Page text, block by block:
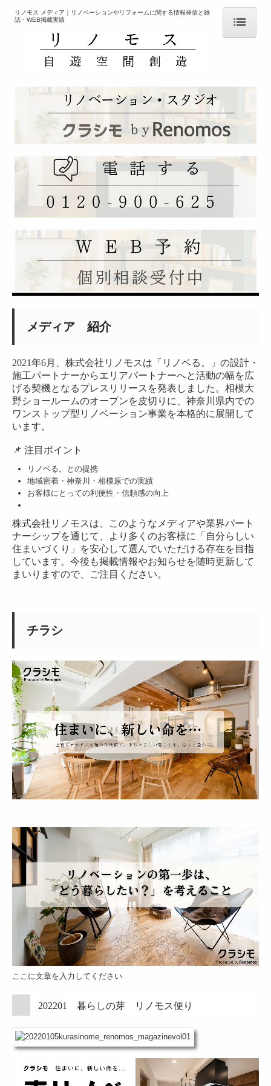
ＨＯＭＥ
会社案内
「クラシモ」 サービスとは
リノベ向き 物件紹介【不動産情報】
リノベーションの相談【設計デザイン施工】
ひとり暮らしのリノベ
子育て世帯向けリノべ
終の住処リノベ
リノベーションを知る
リノベーションとリフォームの違いとは？
リノベーションのメリットと未来
Renovation＆Reform保険
無料セミナー＆イベント情報
お問合せ｜リノベーション・リフォーム・不動産のご相談
株式会社リノモスWEB予約
リノモスの施工事例
施工事例 （東京都 MO邸）
施工事例 （茅ヶ崎市 H邸）
施工事例 （相模原市 N邸）
施工事例 （藤沢市 S邸）
施工事例 （相模原市南区 N邸）
施工事例 （大和市 H邸）
施工事例 （相模原市南区 S邸）
施工事例 （横浜市中区 S邸）
施工事例 旧リノべる。神奈川 相模大野ショールーム
リノモスの施工事例 【開放感と収納力UP】家族で過ごせる
施工事例 （相模原市 M邸）
施工事例 （横浜市 S邸）
お客様の声
リノモス メディア
よくある質問
取扱いメーカー
プライバシーポリシー
営業支援（会社紹介プレゼン）
設計支援
リノモス メディア｜リノベーションやリフォームに関する情報発信と雑
誌・WEB掲載実績
メディア 紹介
2021年6月、株式会社リノモスは「リノベる。」の設計・
施工パートナーからエリアパートナーへと活動の幅を広
げる契機となるプレスリリースを発表しました。相模大
野ショールームのオープンを皮切りに、神奈川県内での
ワンストップ型リノベーション事業を本格的に展開して
います。
📌 注目ポイント
リノベる。との提携
地域密着・神奈川・相模原での実績
お客様にとっての利便性・信頼感の向上
株式会社リノモスは、このようなメディアや業界パート
ナーシップを通じて、より多くのお客様に「自分らしい
住まいづくり」を安心して選んでいただける存在を目指
しています。今後も掲載情報やお知らせを随時更新して
まいりますので、ご注目ください。
チラシ
ここに文章を入力してください
202201 暮らしの芽 リノモス便り